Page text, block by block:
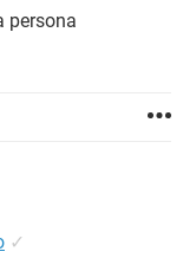
persona
✓